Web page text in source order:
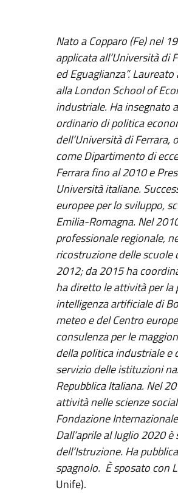
Nato a Copparo (Fe) nel
applicata all’Università di
ed Eguaglianza”.
alla London School of
industriale. Ha insegnato
ordinario di politica
dell’Università di
come Dipartimento di
Ferrara fino al 2010 e
Università italiane.
europee per lo sviluppo,
Emilia-Romagna. Nel
professionale regionale,
ricostruzione delle scuole
2012; da 2015 ha
ha diretto le attività per
intelligenza artificiale di
meteo e del Centro
consulenza per le
della politica industriale e
servizio delle istituzioni
Repubblica Italiana. Nel
attività nelle scienze
Fondazione
Dall’aprile al luglio 2020
dell’Istruzione. Ha
spagnolo. È sposato con
Unife).